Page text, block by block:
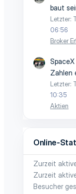
baut
Letzter:
06:56
Broker
Zahlen
Letzter:
10:35
Aktien
Online-
Zurzeit
Zurzeit
Besucher